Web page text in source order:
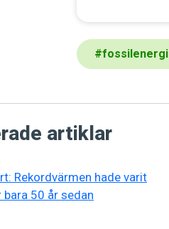
#fossilenergi
artiklar